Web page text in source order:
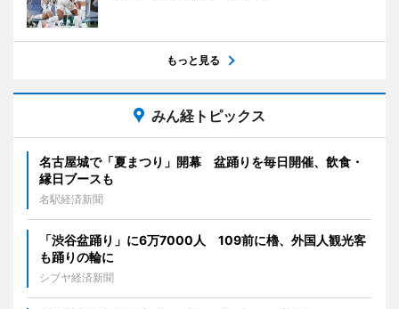
もっと見る
みん経トピックス
名古屋城で「夏まつり」開幕 盆踊りを毎日開催、飲食・
縁日ブースも
名駅経済新聞
「渋谷盆踊り」に6万7000人 109前に櫓、外国人観光客
も踊りの輪に
シブヤ経済新聞